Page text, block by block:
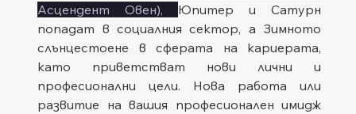
Асцендент Овен), Юпитер и Сатурн
попадат в социалния сектор, а Зимното
слънцестоене в сферата на кариерата,
като приветстват нови лични и
професионални цели. Нова работа или
развитие на вашия професионален имидж